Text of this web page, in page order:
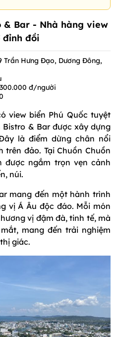
& Bar - Nhà hàng view
đỉnh đồi
Trần Hưng Đạo, Dương Đông,
đ/người
view biển Phú Quốc tuyệt
Bistro & Bar được xây dựng
là điểm dừng chân nổi
đảo. Tại Chuồn Chuồn
được ngắm trọn vẹn cảnh
núi.
mang đến một hành trình
vị Á Âu độc đáo. Mỗi món
vị đậm đà, tinh tế, mà
mang đến trải nghiệm
giác.